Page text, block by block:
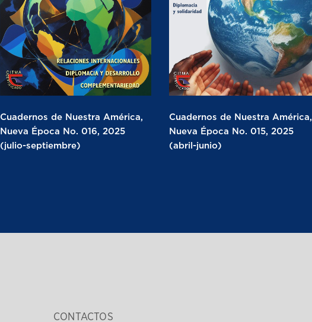
Cuadernos de Nuestra América,
Nueva Época No. 016, 2025
(julio-septiembre)
Cuadernos de Nuestra América,
Nueva Época No. 015, 2025
(abril-junio)
CONTACTOS